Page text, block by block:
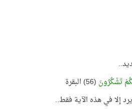
تَشْكُرُونَ (56) البقرة
إلا في هذه الآية فقط..